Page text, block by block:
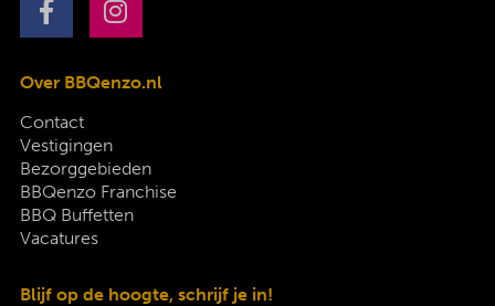
Over BBQenzo.nl
Contact
Vestigingen
Bezorggebieden
BBQenzo Franchise
BBQ Buffetten
Vacatures
Blijf op de hoogte, schrijf je in!